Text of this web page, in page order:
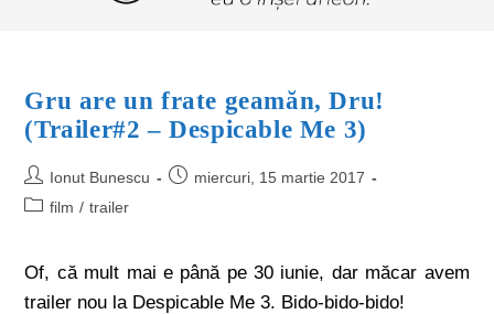
Gru are un frate geamăn, Dru!
(Trailer#2 – Despicable Me 3)
Ionut Bunescu
miercuri, 15 martie 2017
film / trailer
Of, că mult mai e până pe 30 iunie, dar măcar avem
trailer nou la Despicable Me 3. Bido-bido-bido!